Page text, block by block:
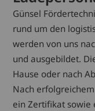
Günsel
rund um den
werden von uns
und ausgebildet.
Hause oder nach
Nach
ein Zertifikat sowie